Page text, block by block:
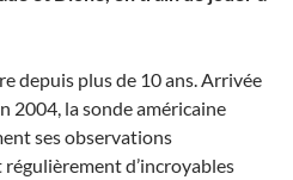
depuis plus de 10 ans. Arrivée
2004, la sonde américaine
ses observations
d’incroyables